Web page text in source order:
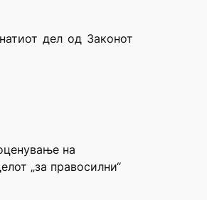
дел од Законот
на
„за правосилни“